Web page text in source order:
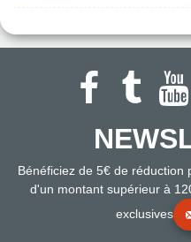
Bénéficiez de 5€ de réduction
d'un montant supérieur à
exclusives